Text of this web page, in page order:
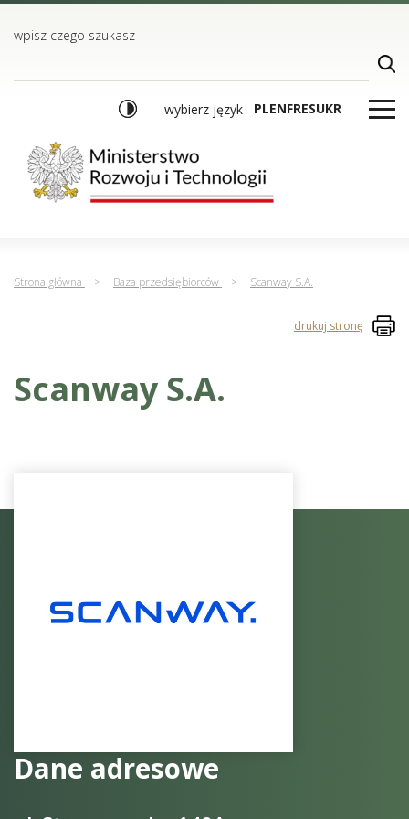
TREŚĆ
MENU GŁÓWNE
WYSZUKIWARKA
wpisz czego szukasz
wybierz język PLENFRESUKR
Strona główna > Baza przedsiębiorców > Scanway S.A.
drukuj stronę
Scanway S.A.
Dane adresowe